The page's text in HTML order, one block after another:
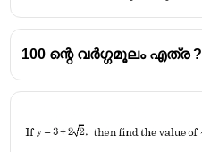
100 ന്റെ വർഗ്ഗമൂലം എത്ര ?